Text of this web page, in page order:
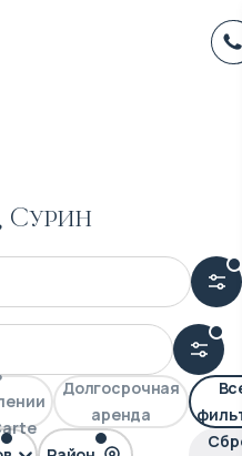
Сурин
Долгосрочная
аренда